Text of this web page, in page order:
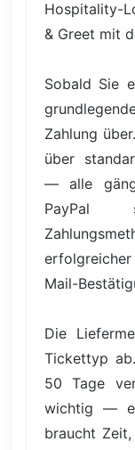
Hospitality-
& Greet mit
Sobald Sie
Zahlung
über
— alle
PayPal
Mail-
Die
Tickettyp
50 Tage
wichtig —
braucht